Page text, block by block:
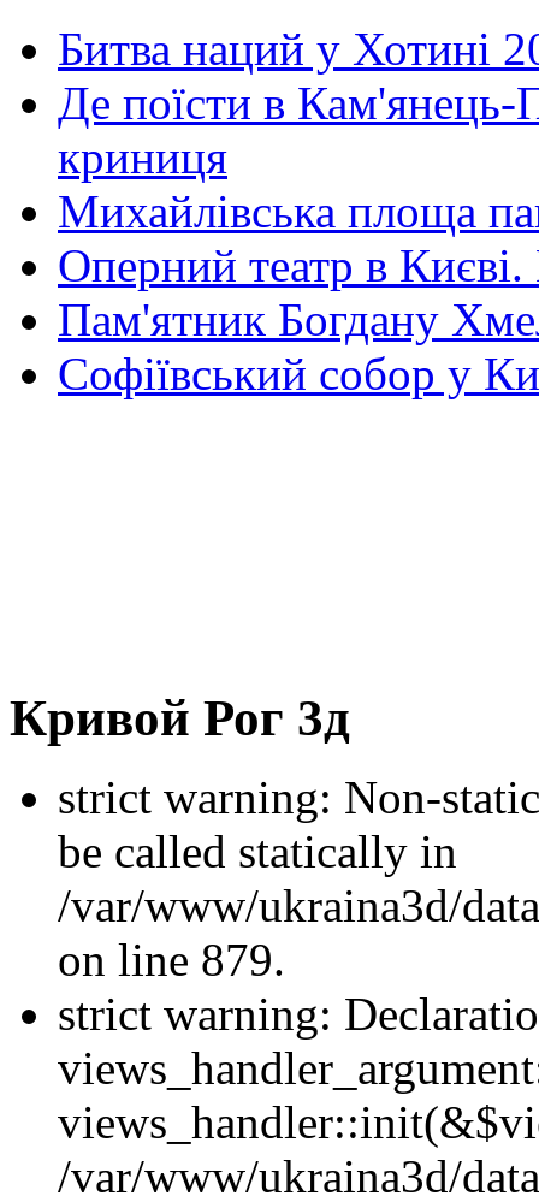
Битва наций у Хотині
Де поїсти в Кам'янець-
криниця
Михайлівська площа
Оперний театр в
Пам'ятник Богдану
Софіївський собор у
Кривой Рог 3д
strict warning: Non-
be called statically in
/var/www/ukraina3d/
on line 879.
strict warning:
/var/www/ukraina3d/